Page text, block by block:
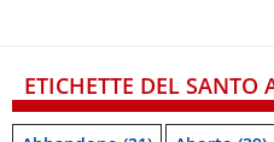
ETICHETTE DEL SANTO